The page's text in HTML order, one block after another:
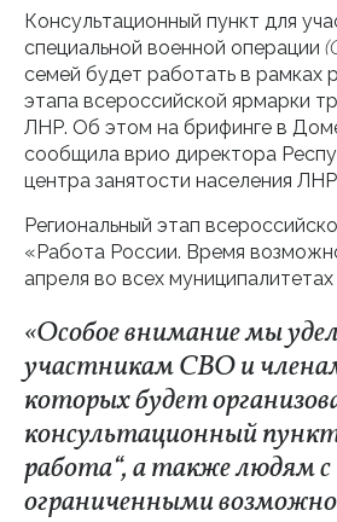
Консультационный пункт для
специальной военной операции
семей будет работать в рамках
этапа всероссийской ярмарки
ЛНР. Об этом на брифинге в
сообщила врио директора
центра занятости населения
Региональный этап
«Работа России. Время
апреля во всех
«Особое внимание мы
участникам СВО и
которых будет
консультационный
работа“, а также людям с
ограниченными